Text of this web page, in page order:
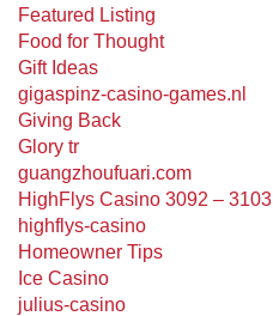
Featured Listing
Food for Thought
Gift Ideas
gigaspinz-casino-games.nl
Giving Back
Glory tr
guangzhoufuari.com
HighFlys Casino 3092 – 3103
highflys-casino
Homeowner Tips
Ice Casino
julius-casino